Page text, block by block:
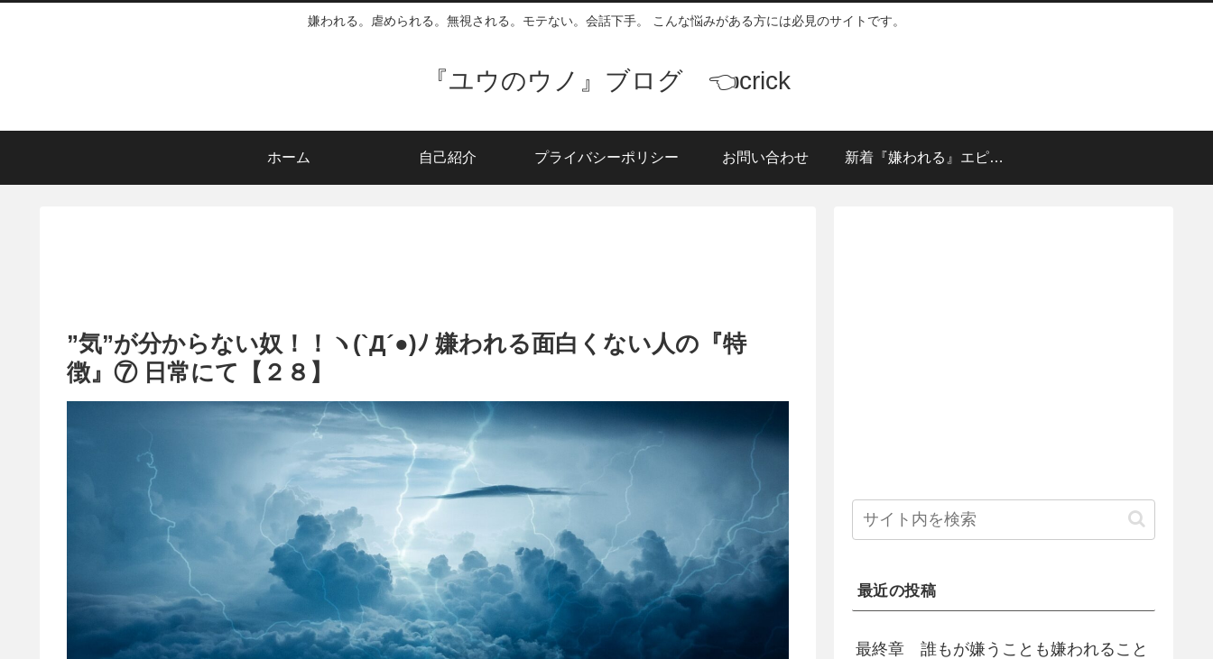
嫌われる。虐められる。無視される。モテない。会話下手。 こんな悩みがある方には必見のサイトです。
『ユウのウノ』ブログ 👈crick
ホーム 自己紹介 プライバシーポリシー お問い合わせ 新着『嫌われる』エピソ
”気”が分からない奴！！ヽ(`Д´●)ﾉ 嫌われる面白くない人の『特
徴』⑦ 日常にて【２８】
最近の投稿
最終章 誰もが嫌うことも嫌われること